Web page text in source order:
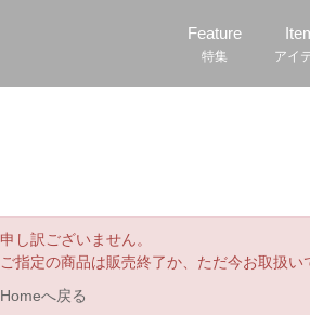
Feature
特集 アイ
申し訳ございません。
ご指定の商品は販売終了か、ただ今お取扱い
Homeへ戻る